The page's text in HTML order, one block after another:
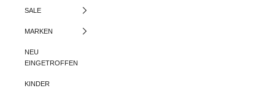
SALE
MARKEN
NEU
EINGETROFFEN
KINDER